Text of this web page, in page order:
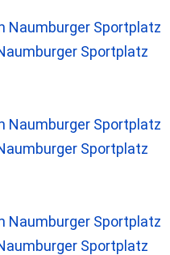
Sportplatz
Sportplatz
Sportplatz